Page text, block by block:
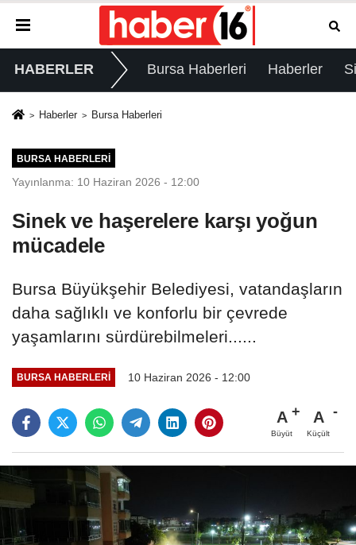
HABERLER Bursa Haberleri Haberler
Haberler Bursa Haberleri
BURSA HABERLERI
Yayınlanma: 10 Haziran 2026 - 12:00
Sinek ve haşerelere karşı yoğun
mücadele
Bursa Büyükşehir Belediyesi, vatandaşların
daha sağlıklı ve konforlu bir çevrede
yaşamlarını sürdürebilmeleri......
BURSA HABERLERI 10 Haziran 2026 - 12:00
A
Büyüt
A
Küçült